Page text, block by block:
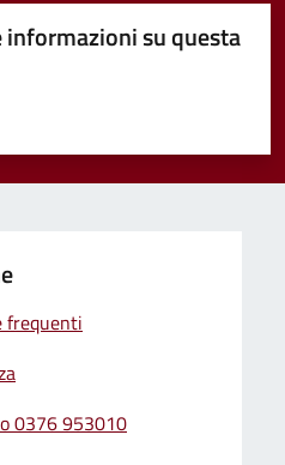
informazioni su questa
su 5
5
frequenti
0376 953010